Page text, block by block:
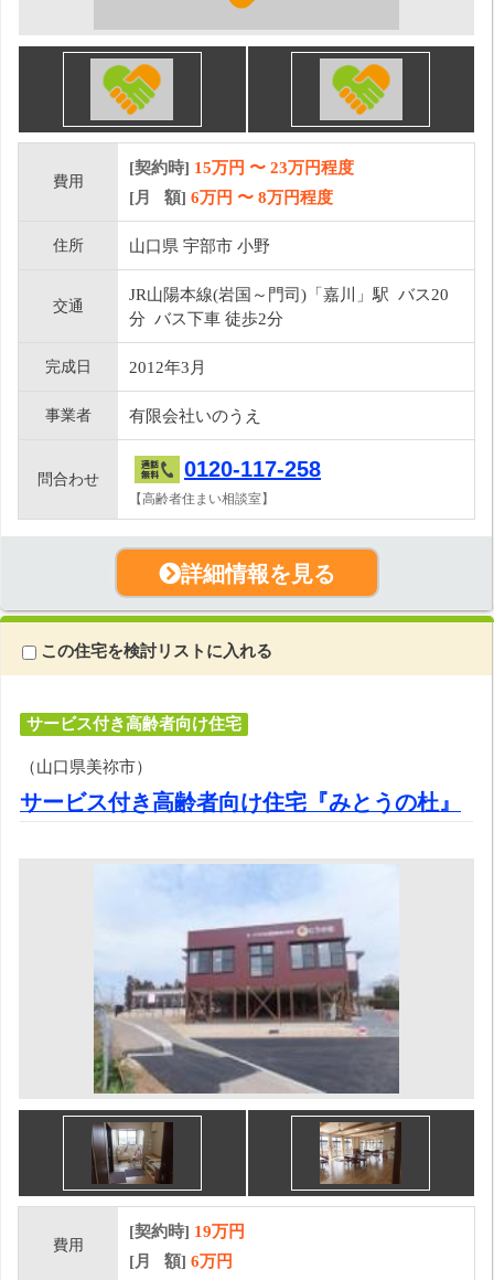
費用
[契約時] 15万円 〜 23万円程度
[月 額] 6万円 〜 8万円程度
住所 山口県 宇部市 小野
交通
JR山陽本線(岩国～門司)「嘉川」駅 バス20
分 バス下車 徒歩2分
完成日 2012年3月
事業者 有限会社いのうえ
問合わせ 0120-117-258
【高齢者住まい相談室】
詳細情報を見る
この住宅を検討リストに入れる
サービス付き高齢者向け住宅
（山口県美祢市）
サービス付き高齢者向け住宅『みとうの杜』
費用
[契約時] 19万円
[月 額] 6万円